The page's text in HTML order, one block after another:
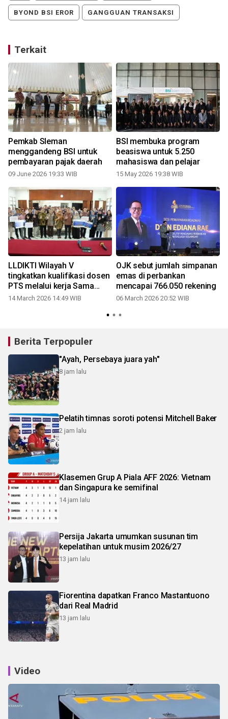
BYOND BSI EROR GANGGUAN TRANSAKSI
Terkait
Pemkab Sleman
menggandeng BSI untuk
pembayaran pajak daerah
09 June 2026 19:33 WIB
BSI membuka program
beasiswa untuk 5.250
mahasiswa dan pelajar
15 May 2026 19:38 WIB
LLDIKTI Wilayah V
tingkatkan kualifikasi dosen
PTS melalui kerja Sama
dengan Bank BPD DIY dan
14 March 2026 14:49 WIB
OJK sebut jumlah simpanan
emas di perbankan
mencapai 766.050 rekening
06 March 2026 20:52 WIB
Berita Terpopuler
"Ayah, Persebaya juara yah"
8 jam lalu
Pelatih timnas soroti potensi Mitchell Baker
2 jam lalu
Klasemen Grup A Piala AFF 2026: Vietnam
dan Singapura ke semifinal
14 jam lalu
Persija Jakarta umumkan susunan tim
kepelatihan untuk musim 2026/27
13 jam lalu
Fiorentina dapatkan Franco Mastantuono
dari Real Madrid
13 jam lalu
Video